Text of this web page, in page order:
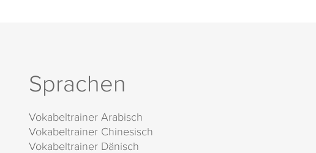
Sprachen
Vokabeltrainer Arabisch
Vokabeltrainer Chinesisch
Vokabeltrainer Dänisch